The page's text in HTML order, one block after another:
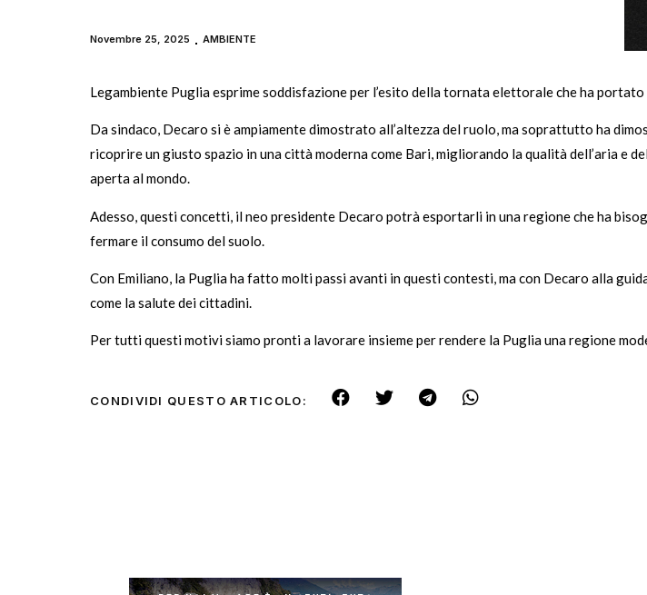
Novembre 25, 2025 AMBIENTE
Legambiente Puglia esprime soddisfazione per l’esito della tornata elettorale che ha
Da sindaco, Decaro si è ampiamente dimostrato all’altezza del ruolo, ma soprattutto ha
ricoprire un giusto spazio in una città moderna come Bari, migliorando la qualità dell’aria e
aperta al mondo.
Adesso, questi concetti, il neo presidente Decaro potrà esportarli in una regione che ha
fermare il consumo del suolo.
Con Emiliano, la Puglia ha fatto molti passi avanti in questi contesti, ma con Decaro alla
come la salute dei cittadini.
Per tutti questi motivi siamo pronti a lavorare insieme per rendere la Puglia una regione
CONDIVIDI QUESTO ARTICOLO: